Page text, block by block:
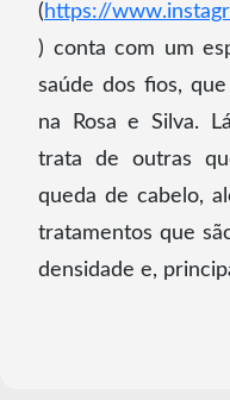
( https://
) conta com um
saúde dos fios,
na Rosa e Silva.
trata de outras
queda de cabelo,
tratamentos que
densidade e,